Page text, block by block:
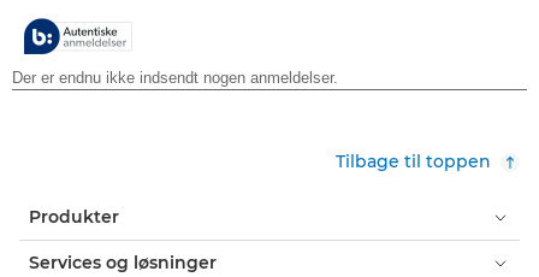
stjerner.
Tilbage til toppen
Produkter
Services og løsninger